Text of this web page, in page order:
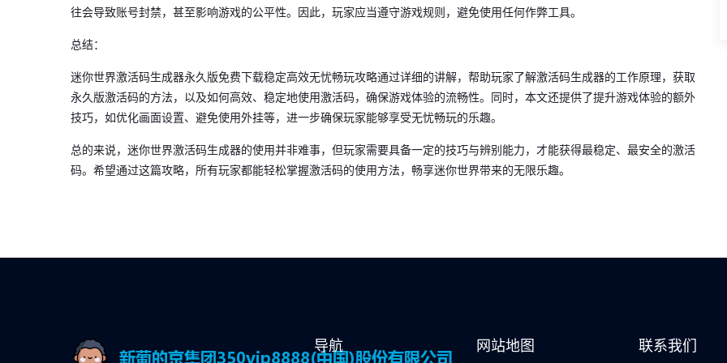
往会导致账号封禁，甚至影响游戏的公平性。因此，玩家应当遵守游戏规则，避免使用任何作弊工具。
总结：
迷你世界激活码生成器永久版免费下载稳定高效无忧畅玩攻略通过详细的讲解，帮助玩家了解激活码生成器的工作原理，获取
永久版激活码的方法，以及如何高效、稳定地使用激活码，确保游戏体验的流畅性。同时，本文还提供了提升游戏体验的额外
技巧，如优化画面设置、避免使用外挂等，进一步确保玩家能够享受无忧畅玩的乐趣。
总的来说，迷你世界激活码生成器的使用并非难事，但玩家需要具备一定的技巧与辨别能力，才能获得最稳定、最安全的激活
码。希望通过这篇攻略，所有玩家都能轻松掌握激活码的使用方法，畅享迷你世界带来的无限乐趣。
导航 网站地图 联系我们